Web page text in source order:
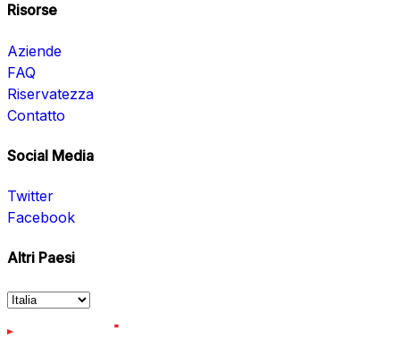
Risorse
Aziende
FAQ
Riservatezza
Contatto
Social Media
Twitter
Facebook
Altri Paesi